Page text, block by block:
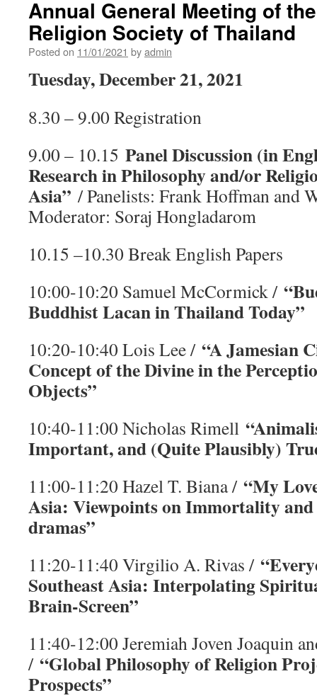
Annual General Meeting of
Religion Society of Thailand
Posted on 11/01/2021 byadmin
Tuesday, December 21, 2021
8.30 – 9.00 Registration
9.00 – 10.15 Panel Discussion (in
Research in Philosophy and/or
Asia” / Panelists: Frank Hoffman and
Moderator: Soraj Hongladarom
10.15 –10.30 Break English Papers
10:00-10:20 Samuel McCormick /
Buddhist Lacan in Thailand Today”
10:20-10:40 Lois Lee / “A Jamesian
Concept of the Divine in the
Objects”
10:40-11:00 Nicholas Rimell
Important, and (Quite Plausibly)
11:00-11:20 Hazel T. Biana / “My
Asia: Viewpoints on Immortality
dramas”
11:20-11:40 Virgilio A. Rivas /
Southeast Asia: Interpolating
Brain-Screen”
11:40-12:00 Jeremiah Joven Joaquin
/ “Global Philosophy of Religion
Prospects”